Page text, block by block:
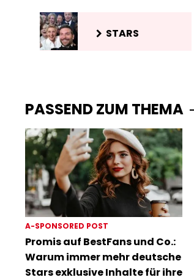
STARS
PASSEND ZUM THEMA
A-SPONSORED POST
Promis auf BestFans und Co.:
Warum immer mehr deutsche
Stars exklusive Inhalte für ihre